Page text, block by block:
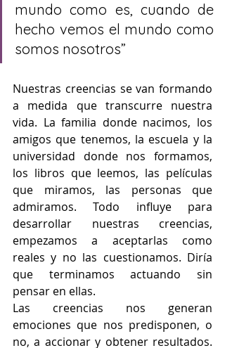
mundo como es, cuando de
hecho vemos el mundo como
somos nosotros”
Nuestras creencias se van formando
a medida que transcurre nuestra
vida. La familia donde nacimos, los
amigos que tenemos, la escuela y la
universidad donde nos formamos,
los libros que leemos, las películas
que miramos, las personas que
admiramos. Todo influye para
desarrollar nuestras creencias,
empezamos a aceptarlas como
reales y no las cuestionamos. Diría
que terminamos actuando sin
pensar en ellas.
Las creencias nos generan
emociones que nos predisponen, o
no, a accionar y obtener resultados.